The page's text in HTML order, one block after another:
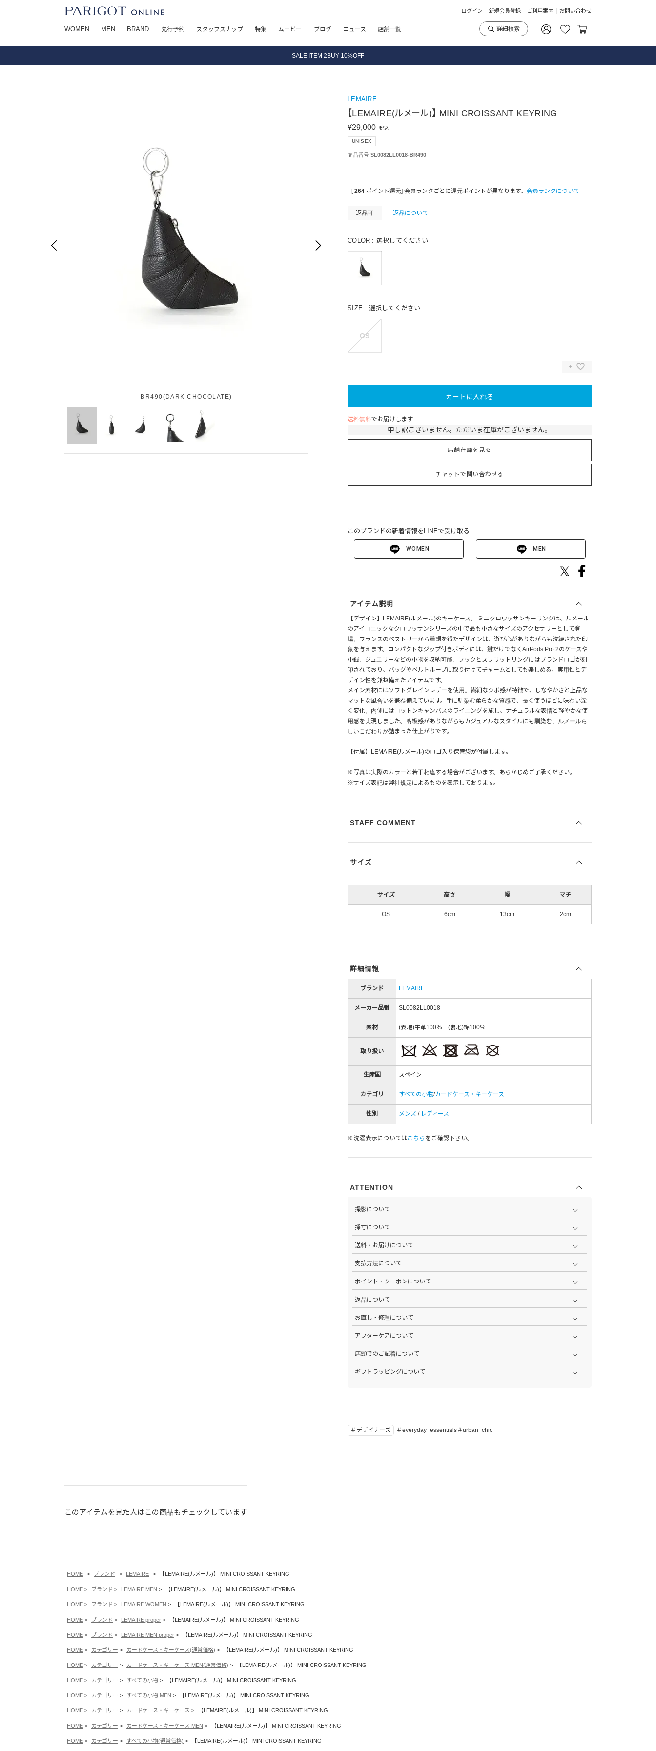
ログイン 新規会員登録 ご利用案内 お問い合わせ
WOMEN MEN BRAND 先行予約 スタッフスナップ 特集 ムービー ブログ ニュース 店舗一覧 詳細検索
全国送料無料｜全品正規取扱
BR490(DARK CHOCOLATE)
LEMAIRE
【LEMAIRE(ルメール)】 MINI CROISSANT KEYRING
¥29,000 税込
UNISEX
商品番号 SL0082LL0018-BR490
[ 264 ポイント還元] 会員ランクごとに還元ポイントが異なります。 会員ランクについて
返品可 返品について
COLOR 選択してください
SIZE 選択してください
OS
カートに入れる
送料無料でお届けします
申し訳ございません。ただいま在庫がございません。
店舗在庫を見る
チャットで問い合わせる
このブランドの新着情報をLINEで受け取る
WOMEN MEN
アイテム説明
【デザイン】LEMAIRE(ルメール)のキーケース。 ミニクロワッサンキーリングは、ルメール
のアイコニックなクロワッサンシリーズの中で最も小さなサイズのアクセサリーとして登
場。フランスのペストリーから着想を得たデザインは、遊び心がありながらも洗練された印
象を与えます。コンパクトなジップ付きボディには、鍵だけでなくAirPods Pro 2のケースや
小銭、ジュエリーなどの小物を収納可能。フックとスプリットリングにはブランドロゴが刻
印されており、バッグやベルトループに取り付けてチャームとしても楽しめる、実用性とデ
ザイン性を兼ね備えたアイテムです。
メイン素材にはソフトグレインレザーを使用。繊細なシボ感が特徴で、しなやかさと上品な
マットな風合いを兼ね備えています。手に馴染む柔らかな質感で、長く使うほどに味わい深
く変化。内側にはコットンキャンバスのライニングを施し、ナチュラルな表情と軽やかな使
用感を実現しました。高級感がありながらもカジュアルなスタイルにも馴染む、ルメールら
しいこだわりが詰まった仕上がりです。
【付属】LEMAIRE(ルメール)のロゴ入り保管袋が付属します。
※写真は実際のカラーと若干相違する場合がございます。あらかじめご了承ください。
※サイズ表記は弊社規定によるものを表示しております。
STAFF COMMENT
サイズ
サイズ 高さ 幅 マチ
OS 6cm 13cm 2cm
詳細情報
ブランド LEMAIRE
メーカー品番 SL0082LL0018
素材 (表地)牛革100％ (裏地)綿100％
取り扱い
生産国 スペイン
カテゴリ すべての小物/カードケース・キーケース
性別 メンズ / レディース
※洗濯表示についてはこちら をご確認下さい。
ATTENTION
撮影について
心がけています。詳しくは
採寸について
部サイズタブか、または
送料・お届けについて
ださい。
支払方法について
・クレジットカード払い（VISA、Master、JCB、AMEX、Diners）
・PayPay
分割払いやご利用可能なクレジットカードなど詳しくは
ポイント・クーポンについて
す。
発行中のクーポンはマイページよりご確認いただけます。
返品について
確認ください。
お直し・修理について
>修理については内容を確認させていただきますので、まずはカスタマーサポートまで
詳しくはこちらをご覧ください。
アフターケアについて
店頭でのご試着について
くはこちらをご覧ください。
ギフトラッピングについて
＃デザイナーズ ＃everyday_essentials＃urban_chic
このアイテムを見た人はこの商品もチェックしています
HOME ブランド LEMAIRE 【LEMAIRE(ルメール)】 MINI CROISSANT KEYRING
HOME ブランド LEMAIRE MEN 【LEMAIRE(ルメール)】 MINI CROISSANT KEYRING
HOME ブランド LEMAIRE WOMEN 【LEMAIRE(ルメール)】 MINI CROISSANT KEYRING
HOME ブランド LEMAIRE proper 【LEMAIRE(ルメール)】 MINI CROISSANT KEYRING
HOME ブランド LEMAIRE MEN proper 【LEMAIRE(ルメール)】 MINI CROISSANT KEYRING
HOME カテゴリー カードケース・キーケース(通常価格) 【LEMAIRE(ルメール)】 MINI CROISSANT KEYRING
HOME カテゴリー カードケース・キーケース MEN(通常価格) 【LEMAIRE(ルメール)】 MINI CROISSANT KEYRING
HOME カテゴリー すべての小物 【LEMAIRE(ルメール)】 MINI CROISSANT KEYRING
HOME カテゴリー すべての小物 MEN 【LEMAIRE(ルメール)】 MINI CROISSANT KEYRING
HOME カテゴリー カードケース・キーケース 【LEMAIRE(ルメール)】 MINI CROISSANT KEYRING
HOME カテゴリー カードケース・キーケース MEN 【LEMAIRE(ルメール)】 MINI CROISSANT KEYRING
HOME カテゴリー すべての小物(通常価格) 【LEMAIRE(ルメール)】 MINI CROISSANT KEYRING